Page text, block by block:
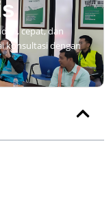
cepat, dan
konsultasi dengan